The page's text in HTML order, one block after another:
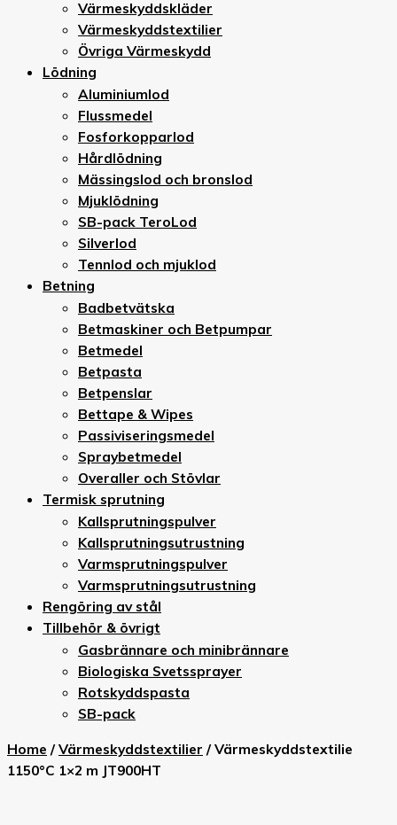
Värmeskyddskläder
Värmeskyddstextilier
Övriga Värmeskydd
Lödning
Aluminiumlod
Flussmedel
Fosforkopparlod
Hårdlödning
Mässingslod och bronslod
Mjuklödning
SB-pack TeroLod
Silverlod
Tennlod och mjuklod
Betning
Badbetvätska
Betmaskiner och Betpumpar
Betmedel
Betpasta
Betpenslar
Bettape & Wipes
Passiviseringsmedel
Spraybetmedel
Overaller och Stövlar
Termisk sprutning
Kallsprutningspulver
Kallsprutningsutrustning
Varmsprutningspulver
Varmsprutningsutrustning
Rengöring av stål
Tillbehör & övrigt
Gasbrännare och minibrännare
Biologiska Svetssprayer
Rotskyddspasta
SB-pack
Home /Värmeskyddstextilier / Värmeskyddstextilie
1150°C 1×2 m JT900HT